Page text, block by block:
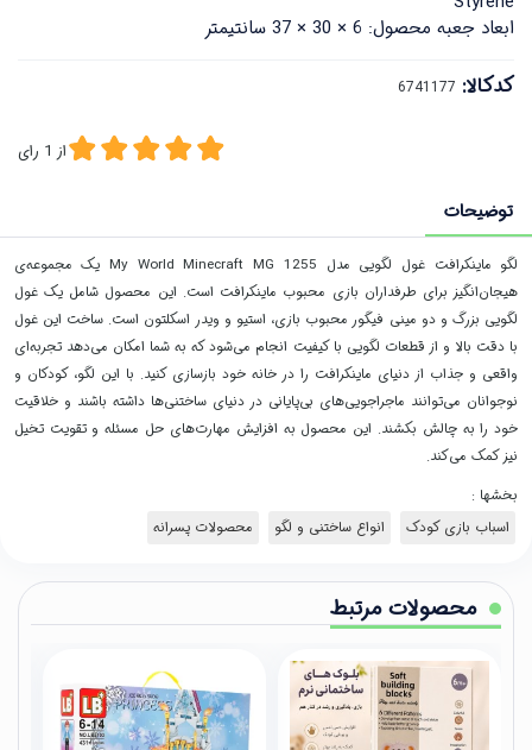
ابعاد جعبه محصول: 6 × 30 × 37 سانتیمتر
کدکالا:
از 1 رای
توضیحات
لگو ماینکرافت غول لگویی مدل My World Minecraft MG 1255 یک مجموعه‌ی
هیجان‌انگیز برای طرفداران بازی محبوب ماینکرافت است. این محصول شامل یک غول
لگویی بزرگ و دو مینی فیگور محبوب بازی، استیو و ویدر اسکلتون است. ساخت این غول
با دقت بالا و از قطعات لگویی با کیفیت انجام می‌شود که به شما امکان می‌دهد تجربه‌ای
واقعی و جذاب از دنیای ماینکرافت را در خانه خود بازسازی کنید. با این لگو، کودکان و
نوجوانان می‌توانند ماجراجویی‌های بی‌پایانی در دنیای ساختنی‌ها داشته باشند و خلاقیت
خود را به چالش بکشند. این محصول به افزایش مهارت‌های حل مسئله و تقویت تخیل
نیز کمک می‌کند.
بخشها :
اسباب بازی کودک
انواع ساختنی و لگو محصولات پسرانه
محصولات مرتبط